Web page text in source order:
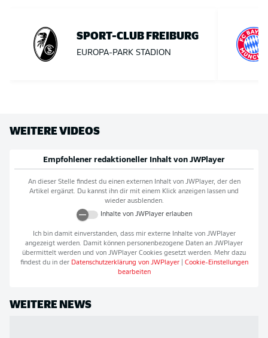
SPORT-CLUB FREIBURG
EUROPA-PARK STADION
WEITERE VIDEOS
Empfohlener redaktioneller Inhalt von JWPlayer
An dieser Stelle findest du einen externen Inhalt von JWPlayer, der den
Artikel ergänzt. Du kannst ihn dir mit einem Klick anzeigen lassen und
wieder ausblenden.
Inhalte von JWPlayererlauben
Ich bin damit einverstanden, dass mir externe Inhalte von JWPlayer
angezeigt werden. Damit können personenbezogene Daten an JWPlayer
übermittelt werden und von JWPlayer Cookies gesetzt werden. Mehr dazu
findest du in der Datenschutzerklärung von JWPlayer| Cookie-Einstellungen
bearbeiten
WEITERE NEWS